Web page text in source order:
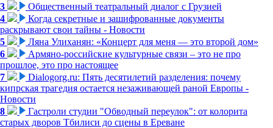
3
Общественный театральный диалог с Грузией
4
Когда секретные и зашифрованные документы
раскрывают свои тайны - Новости
5
Ляна Улиханян: «Концерт для меня — это второй дом»
6
Армяно-российские культурные связи – это не про
прошлое, это про настоящее
7
Dialogorg.ru: Пять десятилетий разделения: почему
кипрская трагедия остается незаживающей раной Европы -
Новости
8
Гастроли студии "Обводный переулок": от колорита
старых дворов Тбилиси до сцены в Ереване